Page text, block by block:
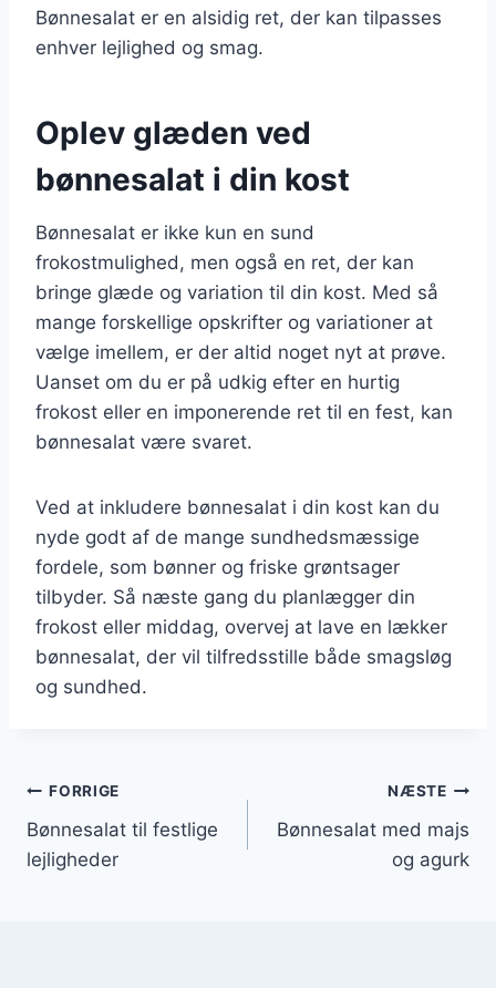
Bønnesalat er en alsidig ret, der kan tilpasses
enhver lejlighed og smag.
Oplev glæden ved
bønnesalat i din kost
Bønnesalat er ikke kun en sund
frokostmulighed, men også en ret, der kan
bringe glæde og variation til din kost. Med så
mange forskellige opskrifter og variationer at
vælge imellem, er der altid noget nyt at prøve.
Uanset om du er på udkig efter en hurtig
frokost eller en imponerende ret til en fest, kan
bønnesalat være svaret.
Ved at inkludere bønnesalat i din kost kan du
nyde godt af de mange sundhedsmæssige
fordele, som bønner og friske grøntsager
tilbyder. Så næste gang du planlægger din
frokost eller middag, overvej at lave en lækker
bønnesalat, der vil tilfredsstille både smagsløg
og sundhed.
Indlægsnavigation
FORRIGE
Bønnesalat til festlige
lejligheder
NÆSTE
Bønnesalat med majs
og agurk